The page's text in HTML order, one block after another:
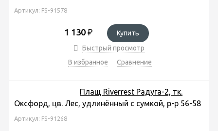
Артикул: FS-91578
1 130 ₽
Купить
Быстрый просмотр
В избранное
Сравнение
Плащ Riverrest Радуга-2, тк.
Оксфорд, цв. Лес, удлинённый с сумкой, р-р 56-58
Артикул: FS-91268